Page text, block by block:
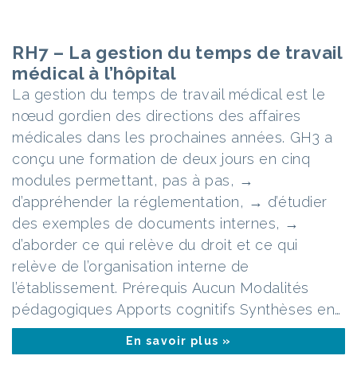
RH7 – La gestion du temps de travail
médical à l’hôpital
La gestion du temps de travail médical est le
nœud gordien des directions des affaires
médicales dans les prochaines années. GH3 a
conçu une formation de deux jours en cinq
modules permettant, pas à pas, →
d’appréhender la réglementation, → d’étudier
des exemples de documents internes, →
d’aborder ce qui relève du droit et ce qui
relève de l’organisation interne de
l’établissement. Prérequis Aucun Modalités
pédagogiques Apports cognitifs Synthèses en…
En savoir plus »